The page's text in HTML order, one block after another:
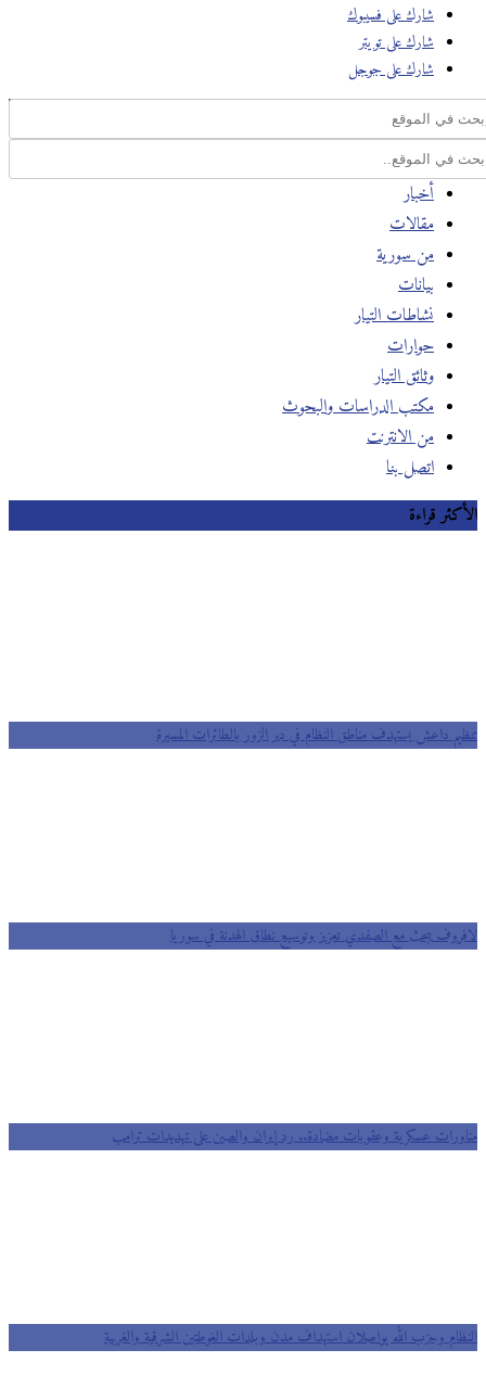
شارك على فسيبوك
شارك على تويتر
شارك على جوجل
أخبار
مقالات
من سورية
بيانات
نشاطات التيار
حوارات
وثائق التيار
مكتب الدراسات والبحوث
من الانترنت
اتصل بنا
الأكثر قراءة
تنظيم داعش يستهدف مناطق النظام في دير الزور بالطائرات المسيرة
لافروف يبحث مع الصفدي تعزيز وتوسيع نطاق الهدنة في سوريا
مناورات عسكرية وعقوبات مضادة.. رد إيران والصين على تهديدات ترامب
النظام وحزب الله يواصلان استهداف مدن وبلدات الغوطتين الشرقية والغربية